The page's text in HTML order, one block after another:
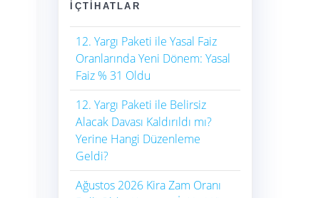
İÇTIHATLAR
12. Yargı Paketi ile Yasal Faiz
Oranlarında Yeni Dönem: Yasal
Faiz % 31 Oldu
12. Yargı Paketi ile Belirsiz
Alacak Davası Kaldırıldı mı?
Yerine Hangi Düzenleme
Geldi?
Ağustos 2026 Kira Zam Oranı